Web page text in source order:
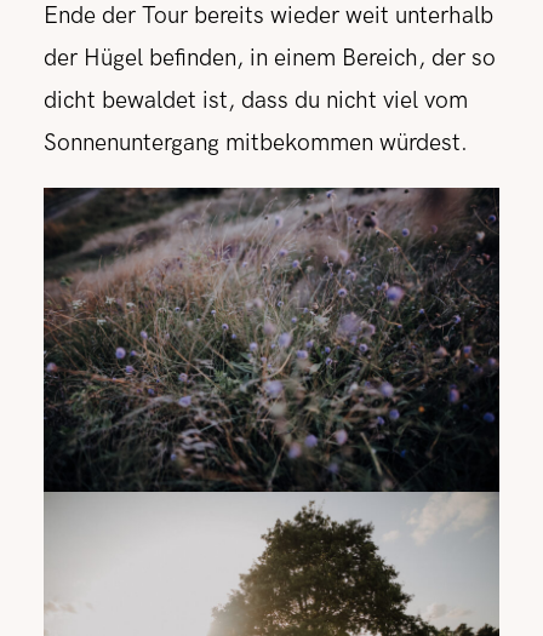
Ende der Tour bereits wieder weit unterhalb
der Hügel befinden, in einem Bereich, der so
dicht bewaldet ist, dass du nicht viel vom
Sonnenuntergang mitbekommen würdest.